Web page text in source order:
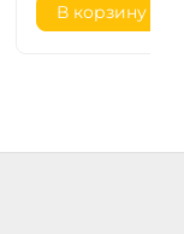
В корзину